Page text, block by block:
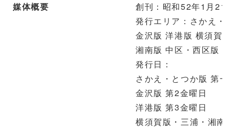
媒体概要
創刊：昭和52年1月21
発行エリア：さかえ・
金沢版 洋港版 横須賀
湘南版 中区・西区版
発行日：
さかえ・とつか版 第
金沢版 第2金曜日
洋港版 第3金曜日
横須賀版・三浦・湘南